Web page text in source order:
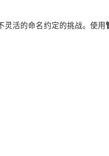
灵活的命名约定的挑战。使用